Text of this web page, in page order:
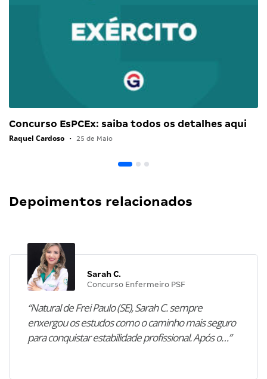
Concurso EsPCEx: saiba todos os detalhes aqui
Raquel Cardoso • 25 de Maio
Depoimentos relacionados
Sarah C.
Concurso Enfermeiro PSF
“Natural de Frei Paulo (SE), Sarah C. sempre
enxergou os estudos como o caminho mais seguro
para conquistar estabilidade profissional. Após o…”